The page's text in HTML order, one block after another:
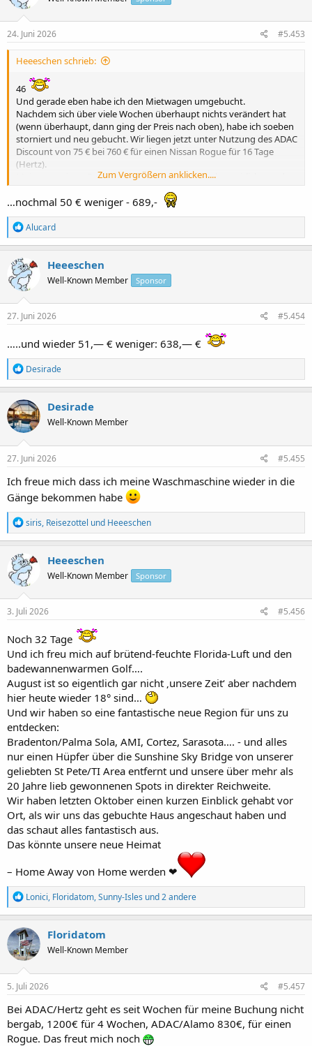
o
n
e
24. Juni 2026 #5.453
Heeeschen schrieb:
46
Und gerade eben habe ich den Mietwagen umgebucht.
Nachdem sich über viele Wochen überhaupt nichts verändert hat
(wenn überhaupt, dann ging der Preis nach oben), habe ich soeben
storniert und neu gebucht. Wir liegen jetzt unter Nutzung des ADAC
Discount von 75 € bei 760 € für einen Nissan Rogue für 16 Tage
(Hertz).
Meine stornierte Buchung war nahe 900 € (zwischenzeitlich war der
Zum Vergrößern anklicken....
…nochmal 50 € weniger - 689,-
R
e
a
t
i
o
n
e
Alucard
Heeeschen
Well-Known Member Sponsor
27. Juni 2026 #5.454
…..und wieder 51,— € weniger: 638,— €
R
e
a
k
t
i
o
n
e
:
Desirade
Desirade
Well-Known Member
27. Juni 2026 #5.455
Ich freue mich dass ich meine Waschmaschine wieder in die
Gänge bekommen habe
R
e
a
t
i
o
n
e
:
siris, Reisezottel und Heeeschen
Heeeschen
Well-Known Member Sponsor
3. Juli 2026 #5.456
Noch 32 Tage
Und ich freu mich auf brütend-feuchte Florida-Luft und den
badewannenwarmen Golf….
August ist so eigentlich gar nicht ‚unsere Zeit‘ aber nachdem
hier heute wieder 18° sind…
Und wir haben so eine fantastische neue Region für uns zu
entdecken:
Bradenton/Palma Sola, AMI, Cortez, Sarasota…. - und alles
nur einen Hüpfer über die Sunshine Sky Bridge von unserer
geliebten St Pete/TI Area entfernt und unsere über mehr als
20 Jahre lieb gewonnenen Spots in direkter Reichweite.
Wir haben letzten Oktober einen kurzen Einblick gehabt vor
Ort, als wir uns das gebuchte Haus angeschaut haben und
das schaut alles fantastisch aus.
Das könnte unsere neue Heimat
– Home Away von Home werden ❤
R
e
a
k
t
i
o
n
e
:
Lonici, Floridatom,Sunny-Isles und 2 andere
Floridatom
Well-Known Member
5. Juli 2026 #5.457
Bei ADAC/Hertz geht es seit Wochen für meine Buchung nicht
bergab, 1200€ für 4 Wochen, ADAC/Alamo 830€, für einen
Rogue. Das freut mich noch